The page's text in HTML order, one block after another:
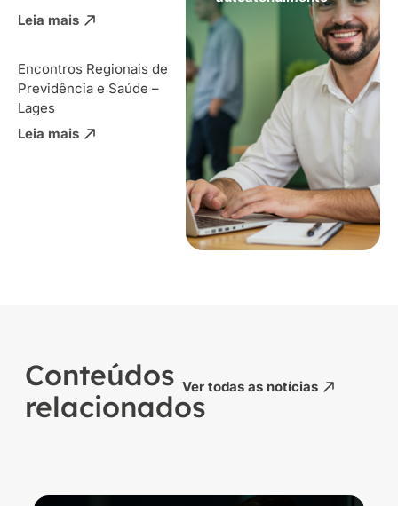
Leia mais
Encontros Regionais de
Previdência e Saúde –
Lages
Leia mais
Conteúdos
relacionados
Ver todas as notícias